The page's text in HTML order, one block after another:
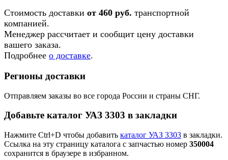
Стоимость доставки от 460 руб. транспортной
компанией.
Менеджер рассчитает и сообщит цену доставки
вашего заказа.
Подробнее о доставке.
Регионы доставки
Отправляем заказы во все города России и страны СНГ.
Добавьте каталог УАЗ 3303 в закладки
Нажмите Ctrl+D чтобы добавить каталог УАЗ 3303 в закладки.
Ссылка на эту страницу каталога с запчастью номер 350004
сохранится в браузере в избранном.